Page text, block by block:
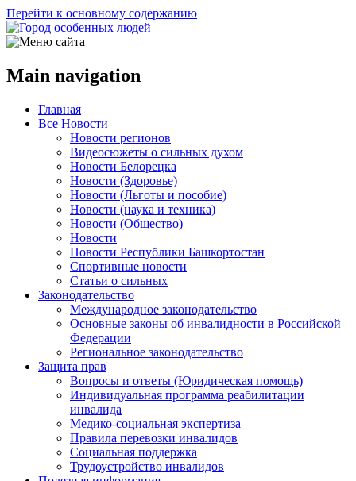
Перейти к основному содержанию
Main navigation
Главная
Все Новости
Новости регионов
Видеосюжеты о сильных духом
Новости Белорецка
Новости (Здоровье)
Новости (Льготы и пособие)
Новости (наука и техника)
Новости (Общество)
Новости
Новости Республики Башкортостан
Спортивные новости
Статьи о сильных
Законодательство
Международное законодательство
Основные законы об инвалидности в Российской
Федерации
Региональное законодательство
Защита прав
Вопросы и ответы (Юридическая помощь)
Индивидуальная программа реабилитации
инвалида
Медико-социальная экспертиза
Правила перевозки инвалидов
Социальная поддержка
Трудоустройство инвалидов